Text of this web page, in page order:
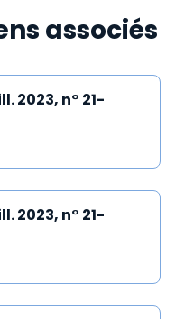
associés
2023, n° 21-
2023, n° 21-